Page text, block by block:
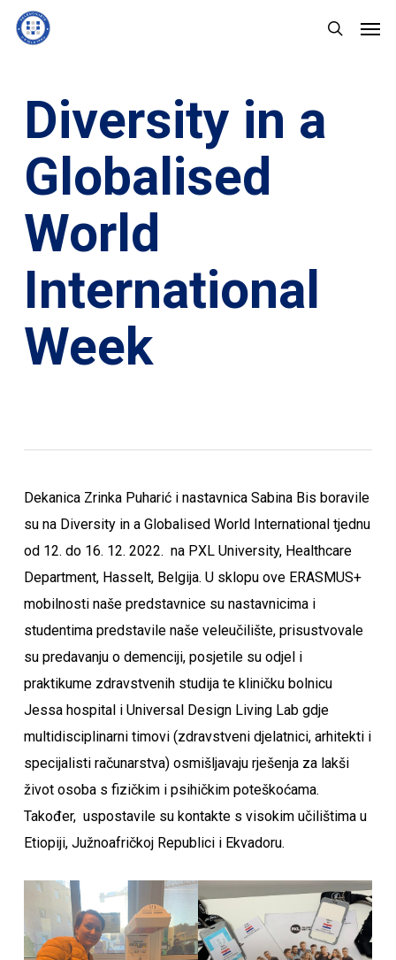
Skip
search
Diversity in a
Globalised
World
International
Week
Dekanica Zrinka Puharić i nastavnica Sabina Bis boravile
su na Diversity in a Globalised World International tjednu
od 12. do 16. 12. 2022. na PXL University, Healthcare
Department, Hasselt, Belgija. U sklopu ove ERASMUS+
mobilnosti naše predstavnice su nastavnicima i
studentima predstavile naše veleučilište, prisustvovale
su predavanju o demenciji, posjetile su odjel i
praktikume zdravstvenih studija te kliničku bolnicu
Jessa hospital i Universal Design Living Lab gdje
multidisciplinarni timovi (zdravstveni djelatnici, arhitekti i
specijalisti računarstva) osmišljavaju rješenja za lakši
život osoba s fizičkim i psihičkim poteškoćama.
Također, uspostavile su kontakte s visokim učilištima u
Etiopiji, Južnoafričkoj Republici i Ekvadoru.